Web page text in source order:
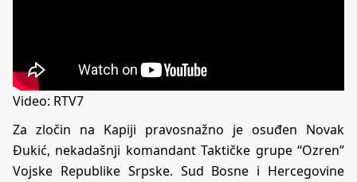
Video: RTV7
Za zločin na Kapiji pravosnažno je osuđen Novak
Đukić, nekadašnji komandant Taktičke grupe “Ozren”
Vojske Republike Srpske. Sud Bosne i Hercegovine